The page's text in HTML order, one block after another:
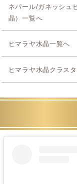
ネパール/ガネッシュ
晶）一覧へ
ヒマラヤ水晶一覧へ
ヒマラヤ水晶クラス